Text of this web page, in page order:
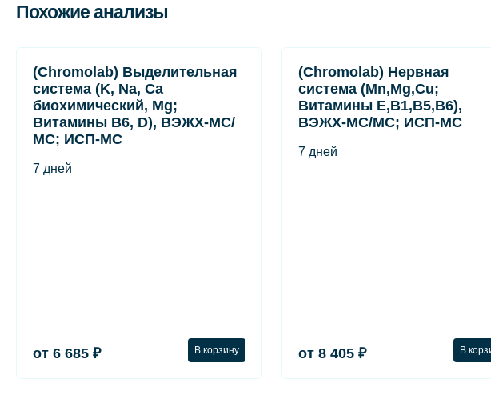
Похожие анализы
(Chromolab) Выделительная
система (K, Na, Ca
биохимический, Mg;
Витамины B6, D), ВЭЖХ-МС/
МС; ИСП-МС
7 дней
от 6 685 ₽ В корзину
(Chromolab) Нервная
система (Mn,Mg,Cu;
Витамины E,B1,B5,B6),
ВЭЖХ-МС/МС; ИСП-МС
7 дней
от 8 405 ₽ В